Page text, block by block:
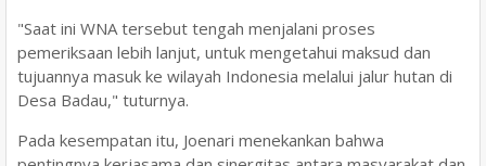
"Saat ini WNA tersebut tengah menjalani proses
pemeriksaan lebih lanjut, untuk mengetahui maksud dan
tujuannya masuk ke wilayah Indonesia melalui jalur hutan di
Desa Badau," tuturnya.
Pada kesempatan itu, Joenari menekankan bahwa